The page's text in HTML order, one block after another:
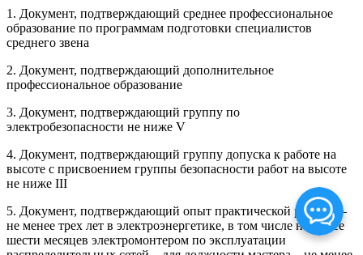
1. Документ, подтверждающий среднее профессиональное
образование по программам подготовки специалистов
среднего звена
2. Документ, подтверждающий дополнительное
профессиональное образование
3. Документ, подтверждающий группу по
электробезопасности не ниже V
4. Документ, подтверждающий группу допуска к работе на
высоте с присвоением группы безопасности работ на высоте
не ниже III
5. Документ, подтверждающий опыт практической работы: –
не менее трех лет в электроэнергетике, в том числе не менее
шести месяцев электромонтером по эксплуатации